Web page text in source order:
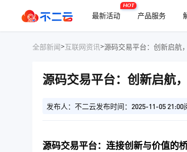
最新活动
HOT
产品服务
全部新闻>互联网资讯>源码交易平台：创新启航
源码交易平台：创新启航
发布人：不二云发布时间：2025-11-05 21:00
源码交易平台：连接创新与价值的